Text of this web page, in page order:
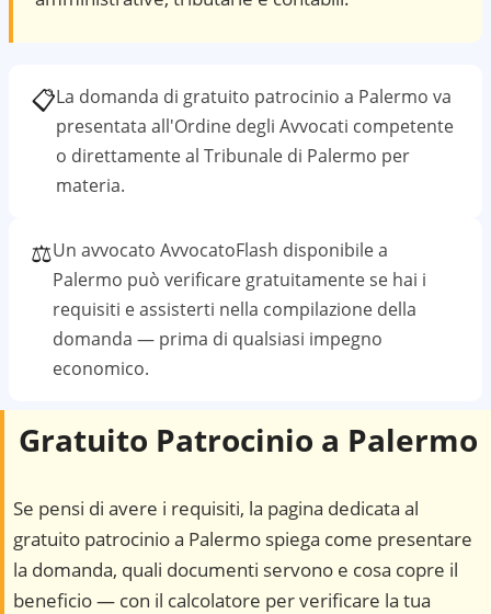
📋La domanda di gratuito patrocinio a Palermo va
presentata all'Ordine degli Avvocati competente
o direttamente al Tribunale di Palermo per
materia.
⚖️Un avvocato AvvocatoFlash disponibile a
Palermo può verificare gratuitamente se hai i
requisiti e assisterti nella compilazione della
domanda — prima di qualsiasi impegno
economico.
Gratuito Patrocinio a Palermo
Se pensi di avere i requisiti, la pagina dedicata al
gratuito patrocinio a Palermo spiega come presentare
la domanda, quali documenti servono e cosa copre il
beneficio — con il calcolatore per verificare la tua